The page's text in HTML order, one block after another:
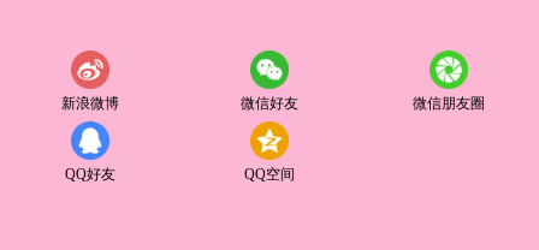
新浪微博 微信好友 微信朋友圈
QQ好友 QQ空间